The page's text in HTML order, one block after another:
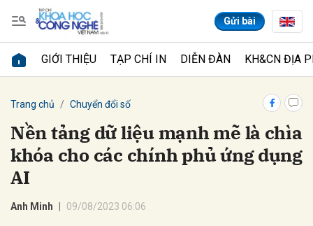
Gửi bài
GIỚI THIỆU TẠP CHÍ IN DIỄN ĐÀN KH&CN ĐỊA
Trang chủ Chuyển đổi số
Nền tảng dữ liệu mạnh mẽ là chìa
khóa cho các chính phủ ứng dụng
AI
Anh Minh 09/08/2023 06:06
Gửi bình luận